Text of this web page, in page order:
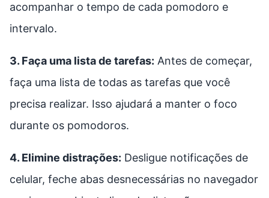
acompanhar o tempo de cada pomodoro e
intervalo.
3. Faça uma lista de tarefas: Antes de começar,
faça uma lista de todas as tarefas que você
precisa realizar. Isso ajudará a manter o foco
durante os pomodoros.
4. Elimine distrações: Desligue notificações de
celular, feche abas desnecessárias no navegador